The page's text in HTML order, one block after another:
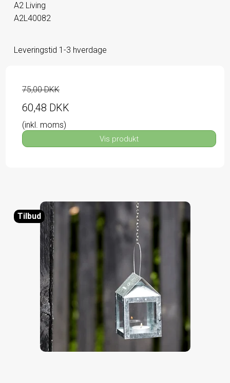
A2 Living
A2L40082
Leveringstid 1-3 hverdage
75,00 DKK
60,48 DKK
(inkl. moms)
Vis produkt
Tilbud